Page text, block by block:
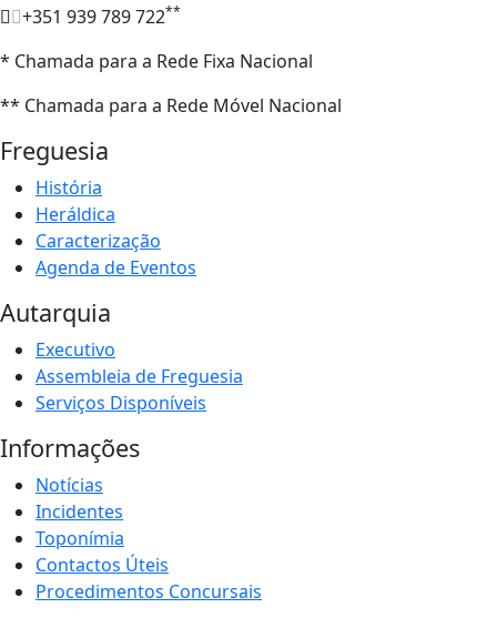
+351 939 789 722**
* Chamada para a Rede Fixa Nacional
** Chamada para a Rede Móvel Nacional
Freguesia
História
Heráldica
Caracterização
Agenda de Eventos
Autarquia
Executivo
Assembleia de Freguesia
Serviços Disponíveis
Informações
Notícias
Incidentes
Toponímia
Contactos Úteis
Procedimentos Concursais